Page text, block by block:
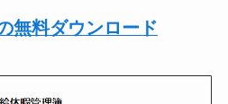
無料ダウンロード